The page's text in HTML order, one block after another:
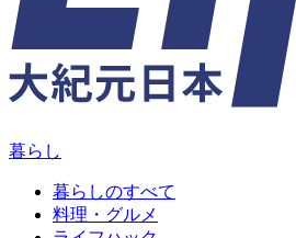
暮らし
暮らしのすべて
料理・グルメ